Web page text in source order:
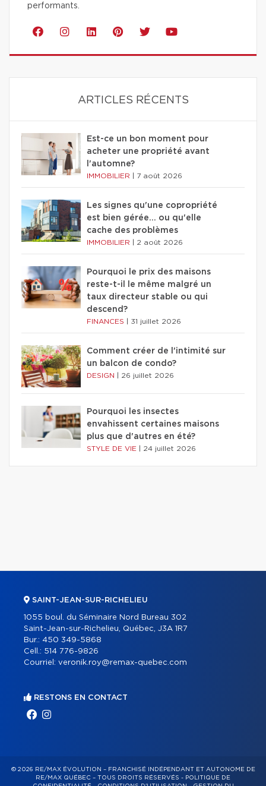
performants.
ARTICLES RÉCENTS
Est-ce un bon moment pour
acheter une propriété avant
l'automne?
IMMOBILIER 7 août 2026
Les signes qu'une copropriété
est bien gérée… ou qu'elle
cache des problèmes
IMMOBILIER 2 août 2026
Pourquoi le prix des maisons
reste-t-il le même malgré un
taux directeur stable ou qui
descend?
FINANCES 31 juillet 2026
Comment créer de l'intimité sur
un balcon de condo?
DESIGN 26 juillet 2026
Pourquoi les insectes
envahissent certaines maisons
plus que d'autres en été?
STYLE DE VIE 24 juillet 2026
SAINT-JEAN-SUR-RICHELIEU
1055 boul. du Séminaire Nord Bureau 302
Saint-Jean-sur-Richelieu, Québec, J3A 1R7
Bur.: 450 349-5868
Cell.: 514 776-9826
Courriel: veronik.roy@remax-quebec.com
RESTONS EN CONTACT
© 2026 RE/MAX ÉVOLUTION – FRANCHISÉ INDÉPENDANT ET AUTONOME DE
RE/MAX QUÉBEC – TOUS DROITS RÉSERVÉS - POLITIQUE DE